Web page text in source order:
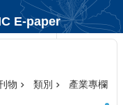
E-paper
物 類別 產業專欄